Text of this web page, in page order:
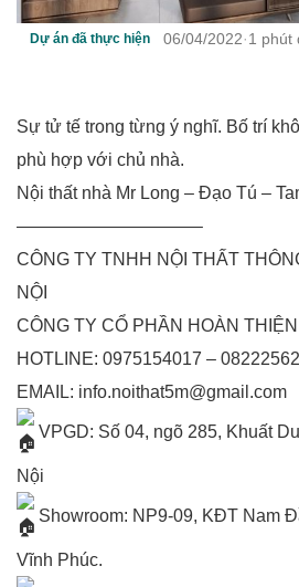
Dự án đã thực hiện 06/04/2022· 1 phút
Sự tử tế trong từng ý nghĩ. Bố trí
phù hợp với chủ nhà.
Nội thất nhà Mr Long – Đạo Tú –
——————————–
CÔNG TY TNHH NỘI THẤT
NỘI
CÔNG TY CỔ PHẦN HOÀN
HOTLINE: 0975154017 –
EMAIL: info.noithat5m@gmail.com
VPGD: Số 04, ngõ 285, Khuất
Nội
Showroom: NP9-09, KĐT Nam
Vĩnh Phúc.